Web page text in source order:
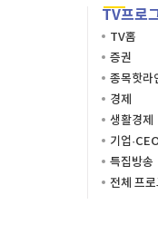
TV프로
TV홈
증권
종목핫라
경제
생활경제
기업
특집방송
전체 프